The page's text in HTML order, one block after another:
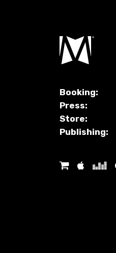
Booking:
Press:
Store:
Publishing: